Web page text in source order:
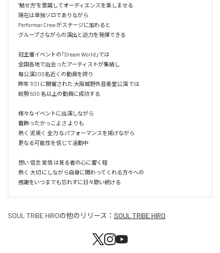
"魅せ方"を意識してオーディエンスを楽しませる
現在は単独ソロでありながら
Performar Crew がステージに加わると
グループさながらの演出と迫力を発揮できる
冠主催イベントの「Dream World」では
全国各地で出会ったアーティストが集結し
毎公演200名近くの動員を誇り
昨年 7/21 に開催された 大阪城野外音楽堂公演 では
総勢 500 名以上の動員に成功する
様々なイベントに出演しながら
着飾ったかっこよさ よりも
熱く 泥臭く 全力 なパフォーマンスを掲げながら
更なる可能性を信じて活動中
想い 信念 覚悟 は見る者の心に響く程
熱く 大切 にしながら自身に関わってくれる方々への
感謝をいつまでも忘れずに日々歌い続ける
SOUL TRIBE HIROの他のリリース： SOUL TRIBE HIRO